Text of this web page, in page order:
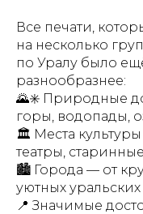
Все печати,
на несколько
по Уралу было
разнообразнее:
🌄✳️ Природные
горы, водопады,
🏛 Места
театры,
🏙 Города — от
уютных
📍 Значимые